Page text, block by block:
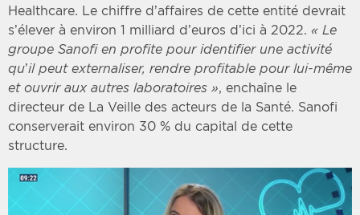
Healthcare. Le chiffre d’affaires de cette entité devrait
s’élever à environ 1 milliard d’euros d’ici à 2022. « Le
groupe Sanofi en profite pour identifier une activité
qu’il peut externaliser, rendre profitable pour lui-même
et ouvrir aux autres laboratoires », enchaîne le
directeur de La Veille des acteurs de la Santé. Sanofi
conserverait environ 30 % du capital de cette
structure.